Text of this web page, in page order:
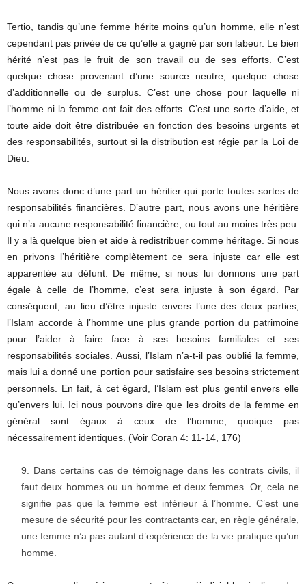
Tertio, tandis qu’une femme hérite moins qu’un homme, elle n’est
cependant pas privée de ce qu’elle a gagné par son labeur. Le bien
hérité n’est pas le fruit de son travail ou de ses efforts. C’est
quelque chose provenant d’une source neutre, quelque chose
d’additionnelle ou de surplus. C’est une chose pour laquelle ni
l’homme ni la femme ont fait des efforts. C’est une sorte d’aide, et
toute aide doit être distribuée en fonction des besoins urgents et
des responsabilités, surtout si la distribution est régie par la Loi de
Dieu.
Nous avons donc d’une part un héritier qui porte toutes sortes de
responsabilités financières. D’autre part, nous avons une héritière
qui n’a aucune responsabilité financière, ou tout au moins très peu.
Il y a là quelque bien et aide à redistribuer comme héritage. Si nous
en privons l’héritière complètement ce sera injuste car elle est
apparentée au défunt. De même, si nous lui donnons une part
égale à celle de l’homme, c’est sera injuste à son égard. Par
conséquent, au lieu d’être injuste envers l’une des deux parties,
l’Islam accorde à l’homme une plus grande portion du patrimoine
pour l’aider à faire face à ses besoins familiales et ses
responsabilités sociales. Aussi, l’Islam n’a-t-il pas oublié la femme,
mais lui a donné une portion pour satisfaire ses besoins strictement
personnels. En fait, à cet égard, l’Islam est plus gentil envers elle
qu’envers lui. Ici nous pouvons dire que les droits de la femme en
général sont égaux à ceux de l’homme, quoique pas
nécessairement identiques. (Voir Coran 4: 11-14, 176)
Dans certains cas de témoignage dans les contrats civils, il
faut deux hommes ou un homme et deux femmes. Or, cela ne
signifie pas que la femme est inférieur à l’homme. C’est une
mesure de sécurité pour les contractants car, en règle générale,
une femme n’a pas autant d’expérience de la vie pratique qu’un
homme.